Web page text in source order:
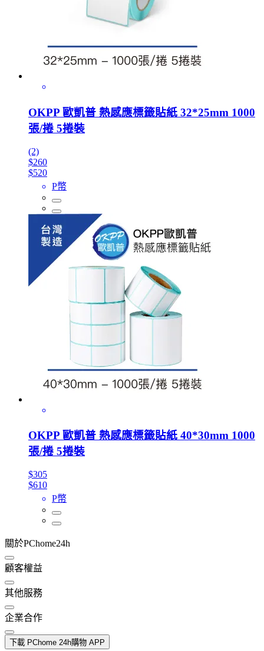
OKPP 歐凱普 熱感應標籤貼紙 32*25mm 1000
張/捲 5捲裝
(2)
$260
$520
P幣
OKPP 歐凱普 熱感應標籤貼紙 40*30mm 1000
張/捲 5捲裝
$305
$610
P幣
關於PChome24h
顧客權益
其他服務
企業合作
下載 PChome 24h購物 APP